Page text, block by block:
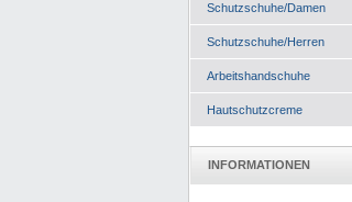
Schutzschuhe/Damen
Schutzschuhe/Herren
Arbeitshandschuhe
Hautschutzcreme
INFORMATIONEN